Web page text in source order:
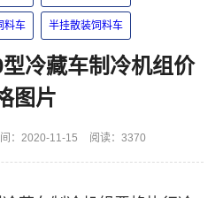
料车 半挂散装饲料车
冷藏车制冷机组价
图片
：2020-11-15 阅读：3370